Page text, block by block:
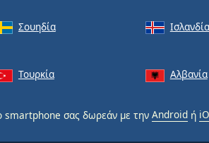
Σουηδία Ισλανδία
Τουρκία Αλβανία
smartphone σας δωρεάν με την Android ή